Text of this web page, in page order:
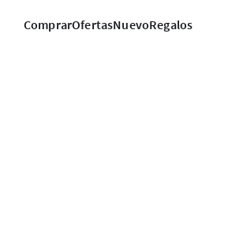
ComprarOfertasNuevoRegalos